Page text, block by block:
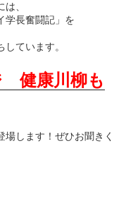
、
学長奮闘記」を
ています。
健康川柳も
します！ぜひお聞きく